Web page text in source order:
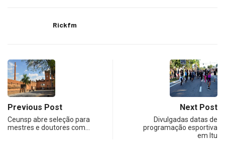
Rickfm
Previous Post
Ceunsp abre seleção para
mestres e doutores com…
Next Post
Divulgadas datas de
programação esportiva
em Itu